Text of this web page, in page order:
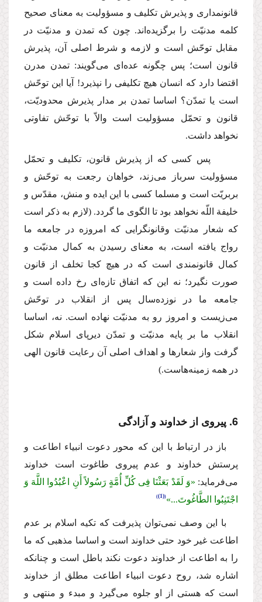
قانونمدارى و پذیرش تكلیف و مسؤولیت به معناى صحیح
كلمه مدنیّت را برگزیده‌اند. چون كه تمدن و مدنیّت در
مقابل توحّش است و لازمه و شرط اصلى آن، پذیرش
قانون است؛ پس چگونه عده‌اى مى‌گویند: تمدن مدرن
اقتضا دارد كه انسان هیچ تكلیفى را نپذیرد! آیا این توحّش
است یا تمدّن؟ اساسا تمدن بر مدار پذیرش محدودیّت،
قانون و تحمّل مسؤولیت است والاّ با توحّش تفاوتى
نخواهد داشت.
پس كسى كه از پذیرش قانون، تكلیف و تحمّل
مسؤولیت سرباز مى‌زند، خواهان رجعت به توحّش و
بربریّت است و مسلما كسى با این ایده و منش، مقدّس و
خلیفة اللّه نخواهد بود تا الگوى ما گردد. (لازم به ذكر است
كه شعار مدنیّت وقانونگرایى كه امروزه در جامعه ما
رواج یافته است، به معناى رسیدن به كمال مدنیّت و
كمال قانونمندى است كه در هیچ كجا تخلف از قانون
صورت نگیرد؛ نه این كه اتفاق تازه‌اى رخ داده است و
جامعه ما در نوزده‌سال پس از انقلاب در توحّش
مى‌زیست و امروز رو به مدنیّت نهاده است. نه، اساسا
انقلاب ما بر پایه مدنیّت و تمدّن دیرپاى اسلام شكل
گرفت واز شعارها و اهداف اصلى آن رعایت قانون الهى
در همه زمینه‌هاست.)
6. پیروى از خداوند و آزادگى
باز در ارتباط با این كه محور دعوت انبیاء اطاعت و
پرستش خداوند و عدم پیروى طاغوت است خداوند
مى‌فرماید: «وَ لَقَدْ بَعَثْنَا فِى كُلِّ أُمَّةٍ رَسُولاً أَنِ اعْبُدُوا اللَّهَ وَ
اجْتَنِبُوا الطَّاغُوتَ...» (1)
با این وصف نمى‌توان پذیرفت كه تكیه اسلام بر عدم
اطاعت غیر خود حتى خداوند است و اساسا مذهبى كه ما
را به اطاعت از خداوند دعوت نكند باطل است و چنانكه
اشاره شد، روح دعوت انبیاء اطاعت مطلق از خداوند
است كه هستى از او جلوه مى‌گیرد و مبدء و منتهى و